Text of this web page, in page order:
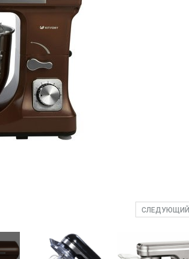
СЛЕДУЮЩИЙ